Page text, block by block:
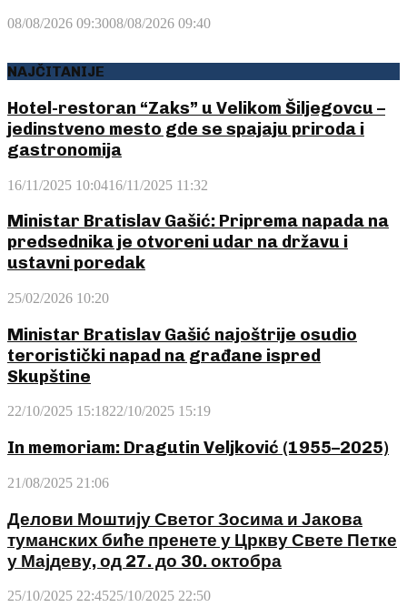
08/08/2026 09:3008/08/2026 09:40
NAJČITANIJE
Hotel-restoran “Zaks” u Velikom Šiljegovcu –
jedinstveno mesto gde se spajaju priroda i
gastronomija
16/11/2025 10:0416/11/2025 11:32
Ministar Bratislav Gašić: Priprema napada na
predsednika je otvoreni udar na državu i
ustavni poredak
25/02/2026 10:20
Ministar Bratislav Gašić najoštrije osudio
teroristički napad na građane ispred
Skupštine
22/10/2025 15:1822/10/2025 15:19
In memoriam: Dragutin Veljković (1955–2025)
21/08/2025 21:06
Делови Моштију Светог Зосима и Јакова
туманских биће пренете у Цркву Свете Петке
у Мајдеву, од 27. до 30. октобра
25/10/2025 22:4525/10/2025 22:50